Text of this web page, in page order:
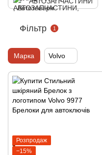
Фільтр 1
Марка Volvo
Розпродаж
−15%